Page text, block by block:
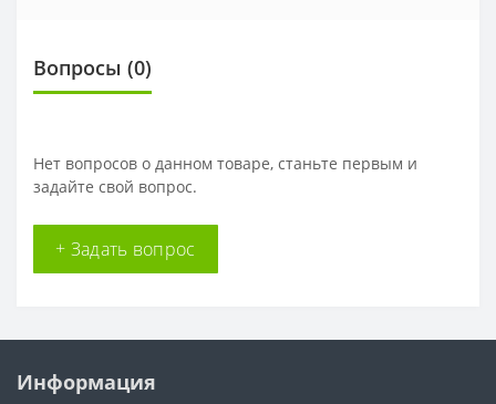
Вопросы (0)
Нет вопросов о данном товаре, станьте первым и
задайте свой вопрос.
+ Задать вопрос
Информация